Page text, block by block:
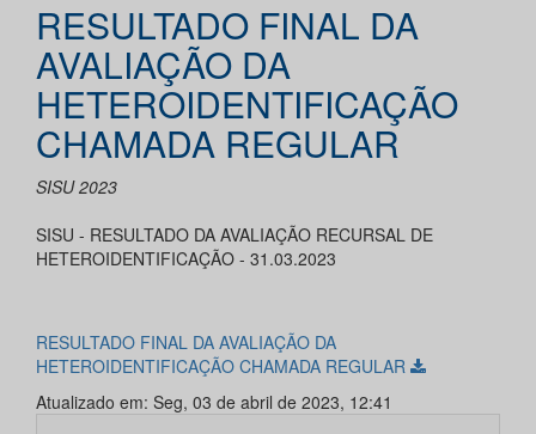
RESULTADO FINAL DA
AVALIAÇÃO DA
HETEROIDENTIFICAÇÃO
CHAMADA REGULAR
SISU 2023
SISU - RESULTADO DA AVALIAÇÃO RECURSAL DE
HETEROIDENTIFICAÇÃO - 31.03.2023
RESULTADO FINAL DA AVALIAÇÃO DA
HETEROIDENTIFICAÇÃO CHAMADA REGULAR
Atualizado em: Seg, 03 de abril de 2023, 12:41